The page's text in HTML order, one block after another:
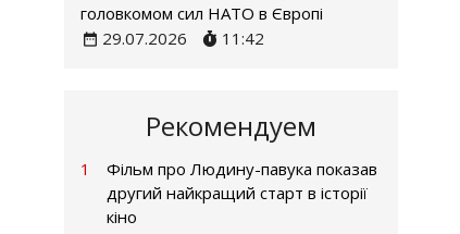
головкомом сил НАТО в Європі
29.07.2026
11:42
Рекомендуем
1
Фільм про Людину-павука показав
другий найкращий старт в історії
кіно